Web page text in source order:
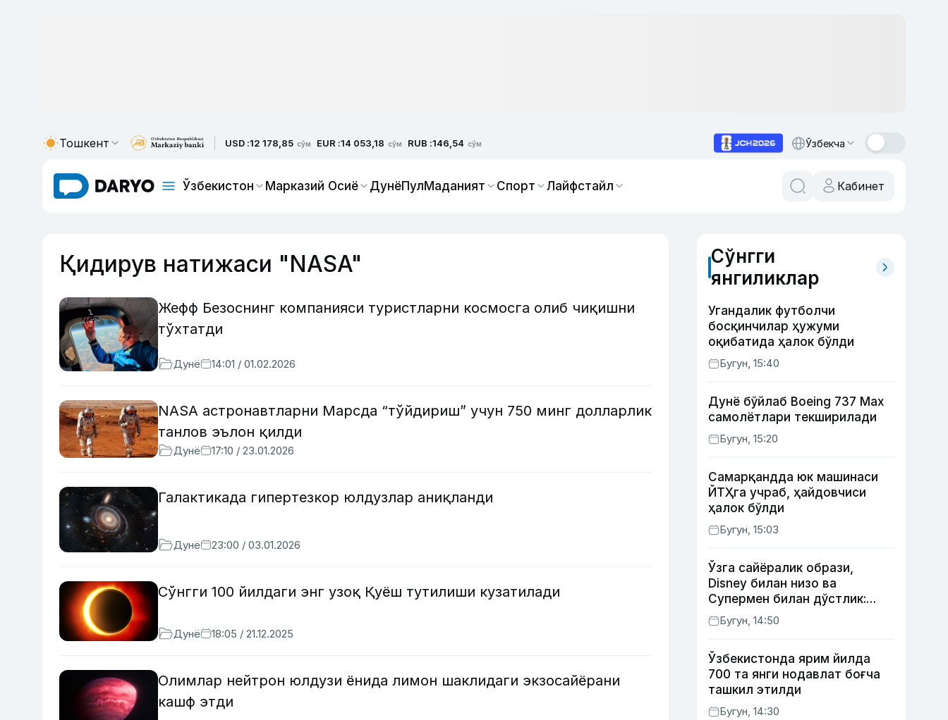
Тошкент USD :12 178,85 сўм EUR :14 053,18 сўм RUB :146,54 сўм Ўзбекча
Ўзбекистон Марказий Осиё ДунёПулМаданият Спорт Лайфстайл Кабинет
Қидирув натижаси "NASA"
Жефф Безоснинг компанияси туристларни космосга олиб чиқишни
тўхтатди
Дунё 14:01 / 01.02.2026
NASA астронавтларни Марсда “тўйдириш” учун 750 минг долларлик
танлов эълон қилди
Дунё 17:10 / 23.01.2026
Галактикада гипертезкор юлдузлар аниқланди
Дунё 23:00 / 03.01.2026
Сўнгги 100 йилдаги энг узоқ Қуёш тутилиши кузатилади
Дунё 18:05 / 21.12.2025
Олимлар нейтрон юлдузи ёнида лимон шаклидаги экзосайёрани
кашф этди
Сўнгги
янгиликлар
Угандалик футболчи
босқинчилар ҳужуми
оқибатида ҳалок бўлди
Бугун, 15:40
Дунё бўйлаб Boeing 737 Мах
самолётлари текширилади
Бугун, 15:20
Самарқандда юк машинаси
ЙТҲга учраб, ҳайдовчиси
ҳалок бўлди
Бугун, 15:03
Ўзга сайёралик образи,
Disney билан низо ва
Супермен билан дўстлик:
актёр Робин Уильямс ҳақида
кўпчилик билмайдиган
Бугун, 14:50
Ўзбекистонда ярим йилда
700 та янги нодавлат боғча
ташкил этилди
Бугун, 14:30